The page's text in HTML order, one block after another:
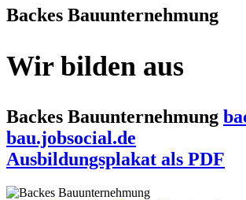
Backes Bauunternehmung
Wir bilden aus
Backes Bauunternehmung
bau.jobsocial.de
Ausbildungsplakat als PDF